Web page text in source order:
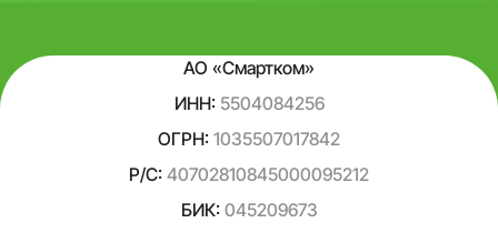
АО «Смартком»
ИНН: 5504084256
ОГРН: 1035507017842
Р/С: 40702810845000095212
БИК: 045209673